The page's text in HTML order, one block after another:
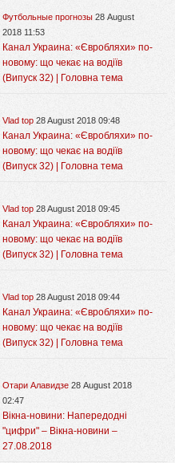
Футбольные прогнозы 28 August
2018 11:53
Канал Украина: «Євробляхи» по-
новому: що чекає на водіїв
(Випуск 32) | Головна тема
Vlad top 28 August 2018 09:48
Канал Украина: «Євробляхи» по-
новому: що чекає на водіїв
(Випуск 32) | Головна тема
Vlad top 28 August 2018 09:45
Канал Украина: «Євробляхи» по-
новому: що чекає на водіїв
(Випуск 32) | Головна тема
Vlad top 28 August 2018 09:44
Канал Украина: «Євробляхи» по-
новому: що чекає на водіїв
(Випуск 32) | Головна тема
Отари Алавидзе 28 August 2018
02:47
Вікна-новини: Напередодні
"цифри" – Вікна-новини –
27.08.2018